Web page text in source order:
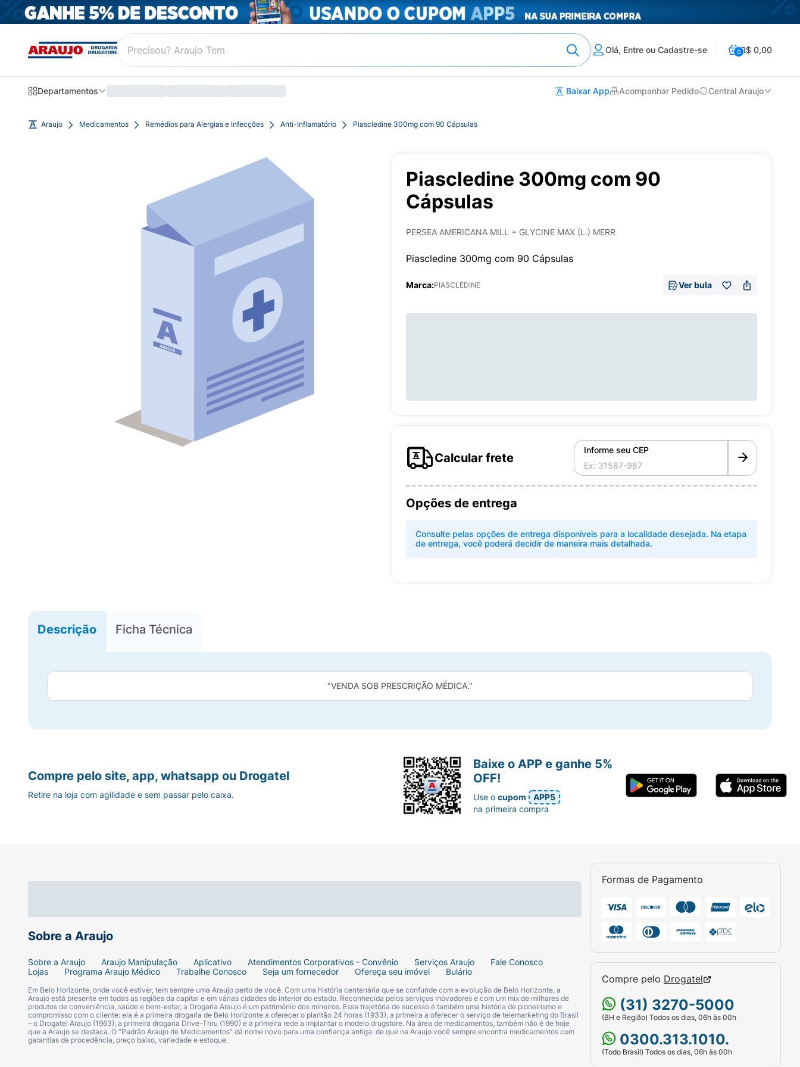
Olá, Entre ou Cadastre-se 0R$ 0,00
Departamentos Baixar App Acompanhar Pedido Central Araujo
Araujo Medicamentos Remédios para Alergias e Infecções Anti-Inflamatório Piascledine 300mg com 90 Cápsulas
Piascledine 300mg com 90
Cápsulas
PERSEA AMERICANA MILL + GLYCINE MAX (L.) MERR
Piascledine 300mg com 90 Cápsulas
Marca:PIASCLEDINE Ver bula
Calcular frete
Informe seu CEP
Opções de entrega
Consulte pelas opções de entrega disponíveis para a localidade desejada. Na etapa
de entrega, você poderá decidir de maneira mais detalhada.
Descrição Ficha Técnica
"VENDA SOB PRESCRIÇÃO MÉDICA."
Sobre a Araujo
Sobre a Araujo Araujo Manipulação Aplicativo Atendimentos Corporativos - Convênio Serviços Araujo
Fale Conosco
Lojas
Programa Araujo Médico Trabalhe Conosco Seja um fornecedor Ofereça seu imóvel Bulário
Em Belo Horizonte, onde você estiver, tem sempre uma Araujo perto de você. Com uma história centenária que se confunde com a evolução de Belo Horizonte, a
Araujo está presente em todas as regiões da capital e em várias cidades do interior do estado. Reconhecida pelos serviços inovadores e com um mix de milhares de
produtos de conveniência, saúde e bem-estar, a Drogaria Araujo é um patrimônio dos mineiros. Essa trajetória de sucesso é também uma história de pioneirismo e
compromisso com o cliente: ela é a primeira drogaria de Belo Horizonte a oferecer o plantão 24 horas (1933), a primeira a oferecer o serviço de telemarketing do Brasil
– o Drogatel Araujo (1963), a primeira drogaria Drive-Thru (1990) e a primeira rede a implantar o modelo drugstore. Na área de medicamentos, também não é de hoje
que a Araujo se destaca. O “Padrão Araujo de Medicamentos” dá nome novo para uma confiança antiga: de que na Araujo você sempre encontra medicamentos com
garantias de procedência, preço baixo, variedade e estoque.
Formas de Pagamento
Compre pelo Drogatel
(31) 3270-5000
(BH e Região) Todos os dias, 06h às 00h
0300.313.1010.
(Todo Brasil) Todos os dias, 06h às 00h
Compre pelo site, app, whatsapp ou Drogatel
Retire na loja com agilidade e sem passar pelo caixa.
Baixe o APP e ganhe 5%
OFF!
Use ocupom
APP5
na primeira compra